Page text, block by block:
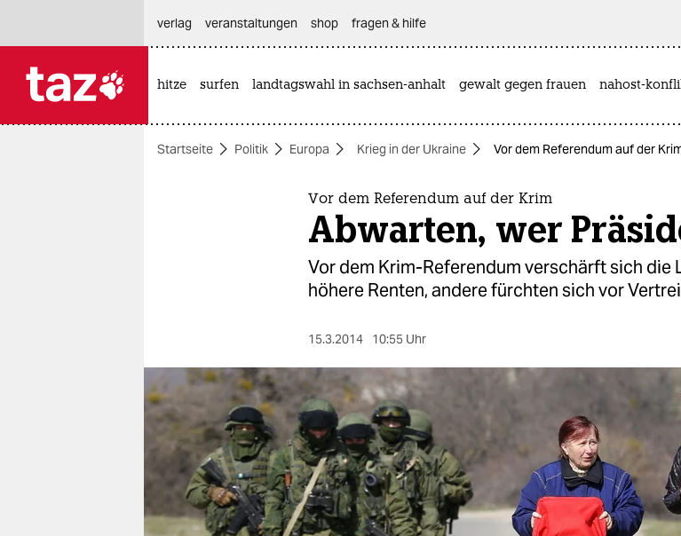
themen
berlin
nord
wahrheit
verlag
verlag
veranstaltungen shop fragen & hilfe
hitze surfen landtagswahl in sachsen-anhalt gewalt gegen frauen nahost-
Startseite Politik Europa Krieg in der Ukraine Vor dem Referendum auf der
Vor dem Referendum auf der Krim
Abwarten, wer
Vor dem Krim-Referendum verschärft sich die
höhere Renten, andere fürchten sich vor
15.3.2014 10:55 Uhr